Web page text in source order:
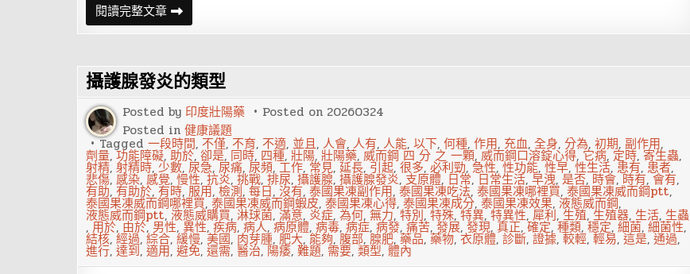
閱讀完整文章攝
護
腺
導
致
早
洩
怎
麼
辦
攝護腺發炎的類型
Posted by 印度壯陽藥 Posted on 20260324
Posted in 健康議題
Tagged 一段時間, 不僅, 不育, 不適, 並且, 人會, 人有, 人能, 以下, 何種, 作用, 充血, 全身, 分為, 初期, 副作用,
劑量,功能障礙,助於,卻是, 同時, 四種,壯陽,壯陽藥, 威而鋼 四 分 之 一顆,威而鋼口溶錠心得,它病,定時,寄生蟲,
射精, 射精時,少數,尿急, 尿痛, 尿頻,工作,常見,延長,引起,很多,必利勁,急性,性功能,性早,性生活,患有,患者,
悲傷, 感染, 感覺,慢性,抗炎,挑戰,排尿,攝護腺, 攝護腺發炎,支原體,日常,日常生活,早洩,是否, 時會,時有,會有,
有助, 有助於,有時,服用,檢測,每日,沒有,泰國果凍副作用, 泰國果凍吃法, 泰國果凍哪裡買,泰國果凍威而鋼ptt,
泰國果凍威而鋼哪裡買,泰國果凍威而鋼蝦皮,泰國果凍心得,泰國果凍成分,泰國果凍效果,液態威而鋼,
液態威而鋼ptt,液態威購買,淋球菌,滿意,炎症,為何,無力,特別,特殊,特異,特異性,犀利,生殖,生殖器, 生活, 生蟲
,用於,由於, 男性,異性,疾病,病人,病原體, 病毒,病症,病發,痛苦,發展,發現,真正,確定,種類,穩定, 細菌, 細菌性,
結核,經過,綜合, 緩慢, 美國,肉芽腫,肥大,能夠,腹部, 腺肥,藥品,藥物,衣原體,診斷, 證據,較輕,輕易,這是,通過,
進行, 達到, 適用, 避免, 還需, 醫治,陽痿, 難題, 需要,類型,體內